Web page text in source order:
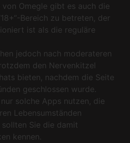
Omegle gibt es auch die
Bereich zu betreten, der
ist als die reguläre
jedoch nach moderateren
den Nervenkitzel
bieten, nachdem die Seite
geschlossen wurde.
solche Apps nutzen, die
Lebensumständen
sollten Sie die damit
kennen.